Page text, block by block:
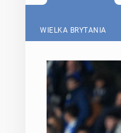
WIELKA BRYTANIA